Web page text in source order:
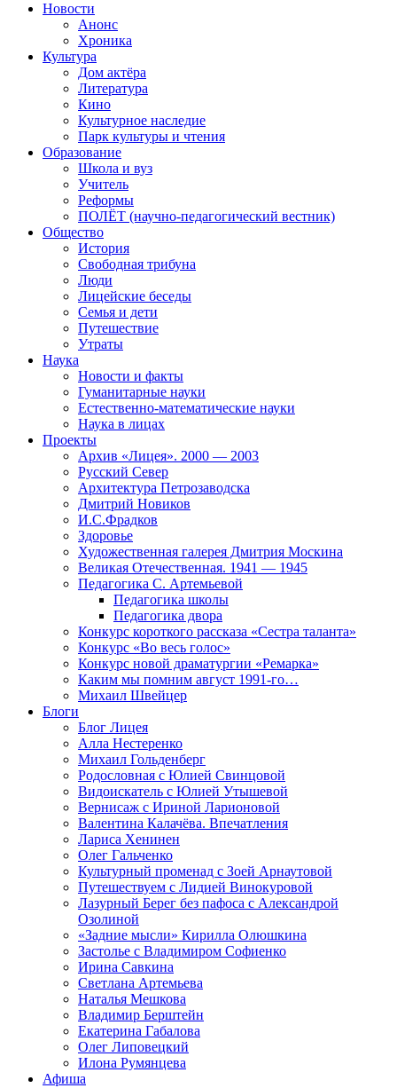
Новости
Анонс
Хроника
Культура
Дом актёра
Литература
Кино
Культурное наследие
Парк культуры и чтения
Образование
Школа и вуз
Учитель
Реформы
ПОЛЁТ (научно-педагогический вестник)
Общество
История
Свободная трибуна
Люди
Лицейские беседы
Семья и дети
Путешествие
Утраты
Наука
Новости и факты
Гуманитарные науки
Естественно-математические науки
Наука в лицах
Проекты
Архив «Лицея». 2000 — 2003
Русский Север
Архитектура Петрозаводска
Дмитрий Новиков
И.С.Фрадков
Здоровье
Художественная галерея Дмитрия Москина
Великая Отечественная. 1941 — 1945
Педагогика С. Артемьевой
Педагогика школы
Педагогика двора
Конкурс короткого рассказа «Сестра таланта»
Конкурс «Во весь голос»
Конкурс новой драматургии «Ремарка»
Каким мы помним август 1991-го…
Михаил Швейцер
Блоги
Блог Лицея
Алла Нестеренко
Михаил Гольденберг
Родословная с Юлией Свинцовой
Видоискатель с Юлией Утышевой
Вернисаж с Ириной Ларионовой
Валентина Калачёва. Впечатления
Лариса Хенинен
Олег Гальченко
Культурный променад с Зоей Арнаутовой
Путешествуем с Лидией Винокуровой
Лазурный Берег без пафоса с Александрой
Озолиной
«Задние мысли» Кирилла Олюшкина
Застолье с Владимиром Софиенко
Ирина Савкина
Светлана Артемьева
Наталья Мешкова
Владимир Берштейн
Екатерина Габалова
Олег Липовецкий
Илона Румянцева
Афиша